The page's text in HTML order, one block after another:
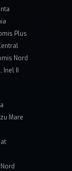
Plus
Nord
II
Mare